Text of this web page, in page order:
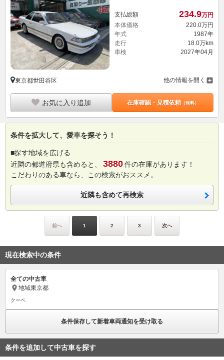
支払総額 234.9万円
本体価格
220. 0万円
年式
1987年
走行
18.0万km
車検
2027年04月
東京都世田谷区 他の情報を開く
お気に入り追加 在庫確認・見積依頼（無料）
条件を拡大して、愛車を探そう！
■探す地域を広げる
近隣の都道府県も含めると、
3880件の在庫があります！
こだわりのある車なら、この検索がおススメ。
近隣も含めて再検索
前へ 1 2 3 次へ
現在検索中の条件
全ての中古車
地域東京都
クーペ
条件保存して新着車両通知を受け取る
条件を追加して中古車を探す